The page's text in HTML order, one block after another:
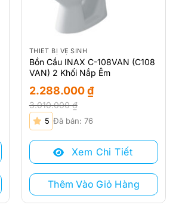
THIẾT BỊ VỆ SINH
Bồn Cầu INAX C-108VAN (C108
VAN) 2 Khối Nắp Êm
3.010.000₫
Giá
gốc
là:
3.010.000 ₫.
2.288.000₫
Giá
hiện
tại
2.288.000 ₫.
5 Đã bán: 76
Xem Chi Tiết
Thêm Vào Giỏ Hàng